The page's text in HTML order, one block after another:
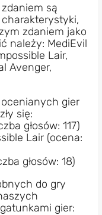
są
zdaniem jako
należy: MediEvil
Lair,
Avenger,
gier
się:
głosów: 117)
Lair (ocena:
głosów: 18)
do gry
gier: